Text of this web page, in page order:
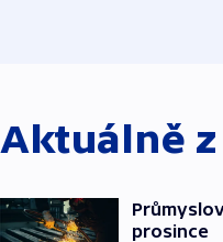
Aktuálně
prosince